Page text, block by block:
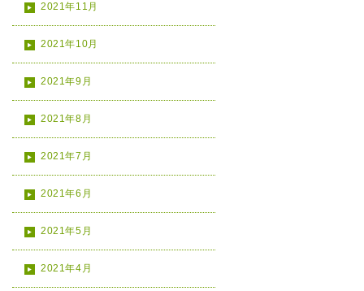
2021年11月
2021年10月
2021年9月
2021年8月
2021年7月
2021年6月
2021年5月
2021年4月